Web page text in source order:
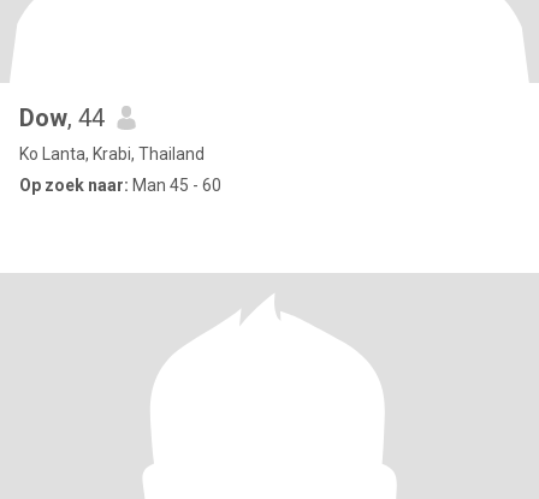
Dow, 44
Ko Lanta, Krabi, Thailand
Op zoek naar: Man 45 - 60